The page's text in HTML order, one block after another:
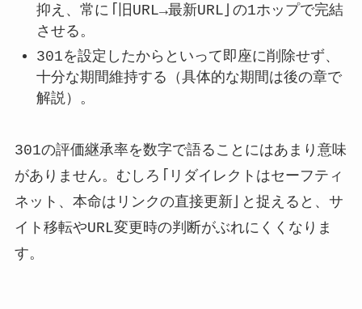
抑え、常に「旧URL→最新URL」の1ホップで完結
させる。
301を設定したからといって即座に削除せず、
十分な期間維持する（具体的な期間は後の章で
解説）。
301の評価継承率を数字で語ることにはあまり意味
がありません。むしろ「リダイレクトはセーフティ
ネット、本命はリンクの直接更新」と捉えると、サ
イト移転やURL変更時の判断がぶれにくくなりま
す。